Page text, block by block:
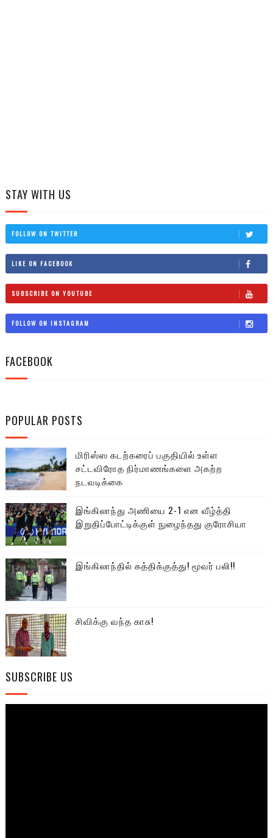
STAY WITH US
FOLLOW ON TWITTER
LIKE ON FACEBOOK
SUBSCRIBE ON YOUTUBE
FOLLOW ON INSTAGRAM
FACEBOOK
POPULAR POSTS
மிரிஸ்ஸ கடற்கரைப் பகுதியில் உள்ள
சட்டவிரோத நிர்மாணங்களை அகற்ற
நடவடிக்கை
இங்கிலாந்து அணியை 2-1 என வீழ்த்தி
இறுதிப்போட்டிக்குள் நுழைந்தது குரோசியா
இங்கிலாந்தில் கத்திக்குத்து! மூவர் பலி!!
சிவிக்கு வந்த காசு!
SUBSCRIBE US